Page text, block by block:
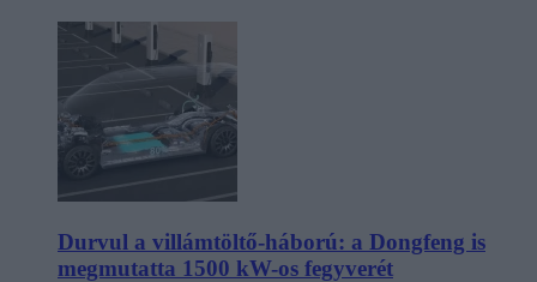
Durvul a villámtöltő-háború: a Dongfeng is
megmutatta 1500 kW-os fegyverét